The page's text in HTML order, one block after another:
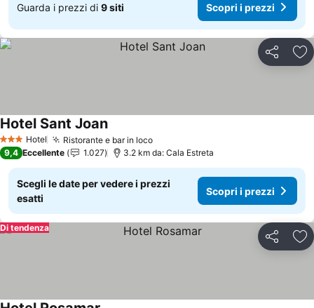
Guarda i prezzi di 9 siti Scopri i prezzi
Condividi
3 StelleHotel Ristorante e bar in locoScopri i prezzi
Hotel Sant JoanScopri i prezzi
9,4 Eccellente 1.027 3.2 km da: Cala Estreta
Scegli le date per vedere i prezzi
esatti
Scopri i prezzi
Condividi
Di tendenza